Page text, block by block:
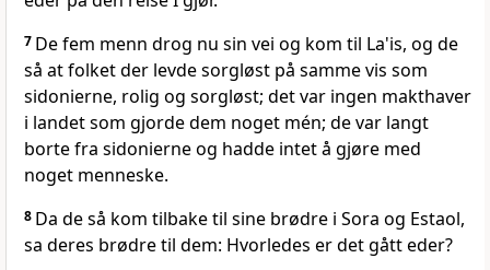
7 De fem menn drog nu sin vei og kom til La'is, og de
så at folket der levde sorgløst på samme vis som
sidonierne, rolig og sorgløst; det var ingen makthaver
i landet som gjorde dem noget mén; de var langt
borte fra sidonierne og hadde intet å gjøre med
noget menneske.
8 Da de så kom tilbake til sine brødre i Sora og Estaol,
sa deres brødre til dem: Hvorledes er det gått eder?